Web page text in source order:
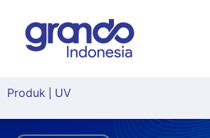
Produk UV